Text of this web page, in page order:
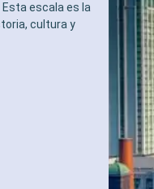
escala es la
cultura y